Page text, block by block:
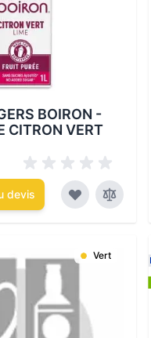
disponibles :
BOIRON -
CITRON VERT
devis
Vert